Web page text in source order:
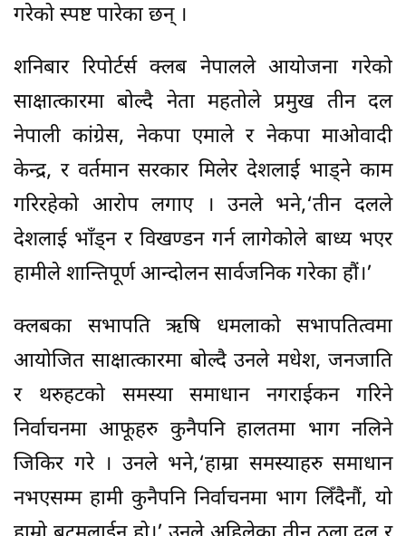
गरेको स्पष्ट पारेका छन् ।
शनिबार रिपोर्टर्स क्लब नेपालले आयोजना गरेको
साक्षात्कारमा बोल्दै नेता महतोले प्रमुख तीन दल
नेपाली कांग्रेस, नेकपा एमाले र नेकपा माओवादी
केन्द्र, र वर्तमान सरकार मिलेर देशलाई भाड्ने काम
गरिरहेको आरोप लगाए । उनले भने,‘तीन दलले
देशलाई भाँड्न र विखण्डन गर्न लागेकोले बाध्य भएर
हामीले शान्तिपूर्ण आन्दोलन सार्वजनिक गरेका हौं।’
क्लबका सभापति ऋषि धमलाको सभापतित्वमा
आयोजित साक्षात्कारमा बोल्दै उनले मधेश, जनजाति
र थरुहटको समस्या समाधान नगराईकन गरिने
निर्वाचनमा आफूहरु कुनैपनि हालतमा भाग नलिने
जिकिर गरे । उनले भने,‘हाम्रा समस्याहरु समाधान
नभएसम्म हामी कुनैपनि निर्वाचनमा भाग लिँदैनौं, यो